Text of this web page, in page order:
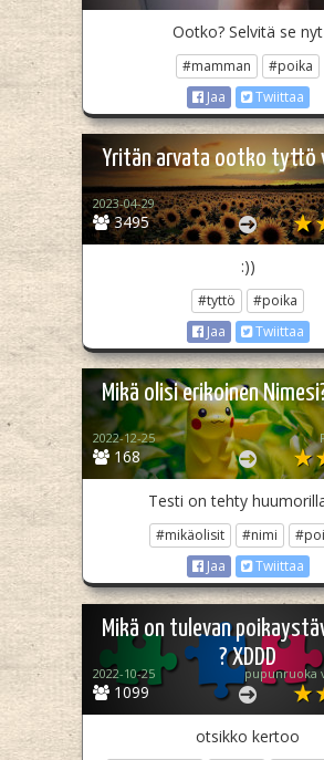
Ootko? Selvitä se nyt
#mamman
#poika
Jaa
Twiittaa
Yritän arvata ootko tyttö
3495
2023-04-29
:))
#tyttö
#poika
Jaa
Twiittaa
Mikä olisi erikoinen
168
2022-12-25
Testi on tehty
#mikäolisit #nimi
Jaa
Twiittaa
Mikä on tulevan
? XDDD
1099
2022-10-25
otsikko kertoo